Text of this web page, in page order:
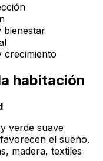
bienestar
crecimiento
habitación
verde suave
el sueño.
madera, textiles